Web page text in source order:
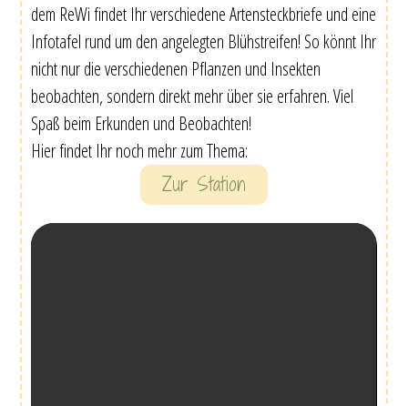
dem ReWi findet Ihr verschiedene Artensteckbriefe und eine
Infotafel rund um den angelegten Blühstreifen! So könnt Ihr
nicht nur die verschiedenen Pflanzen und Insekten
beobachten, sondern direkt mehr über sie erfahren. Viel
Spaß beim Erkunden und Beobachten!
Hier findet Ihr noch mehr zum Thema:
Zur Station